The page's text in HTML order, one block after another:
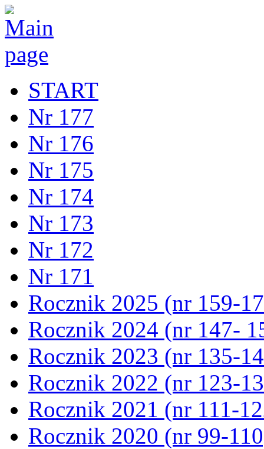
START
Nr 177
Nr 176
Nr 175
Nr 174
Nr 173
Nr 172
Nr 171
Rocznik 2025 (nr 159-
Rocznik 2024 (nr 147-
Rocznik 2023 (nr 135-
Rocznik 2022 (nr 123-
Rocznik 2021 (nr 111-
Rocznik 2020 (nr 99-